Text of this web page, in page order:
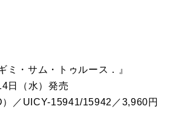
ミ・サム・トゥルース．』
日（水）発売
／UICY-15941/15942／3,960円